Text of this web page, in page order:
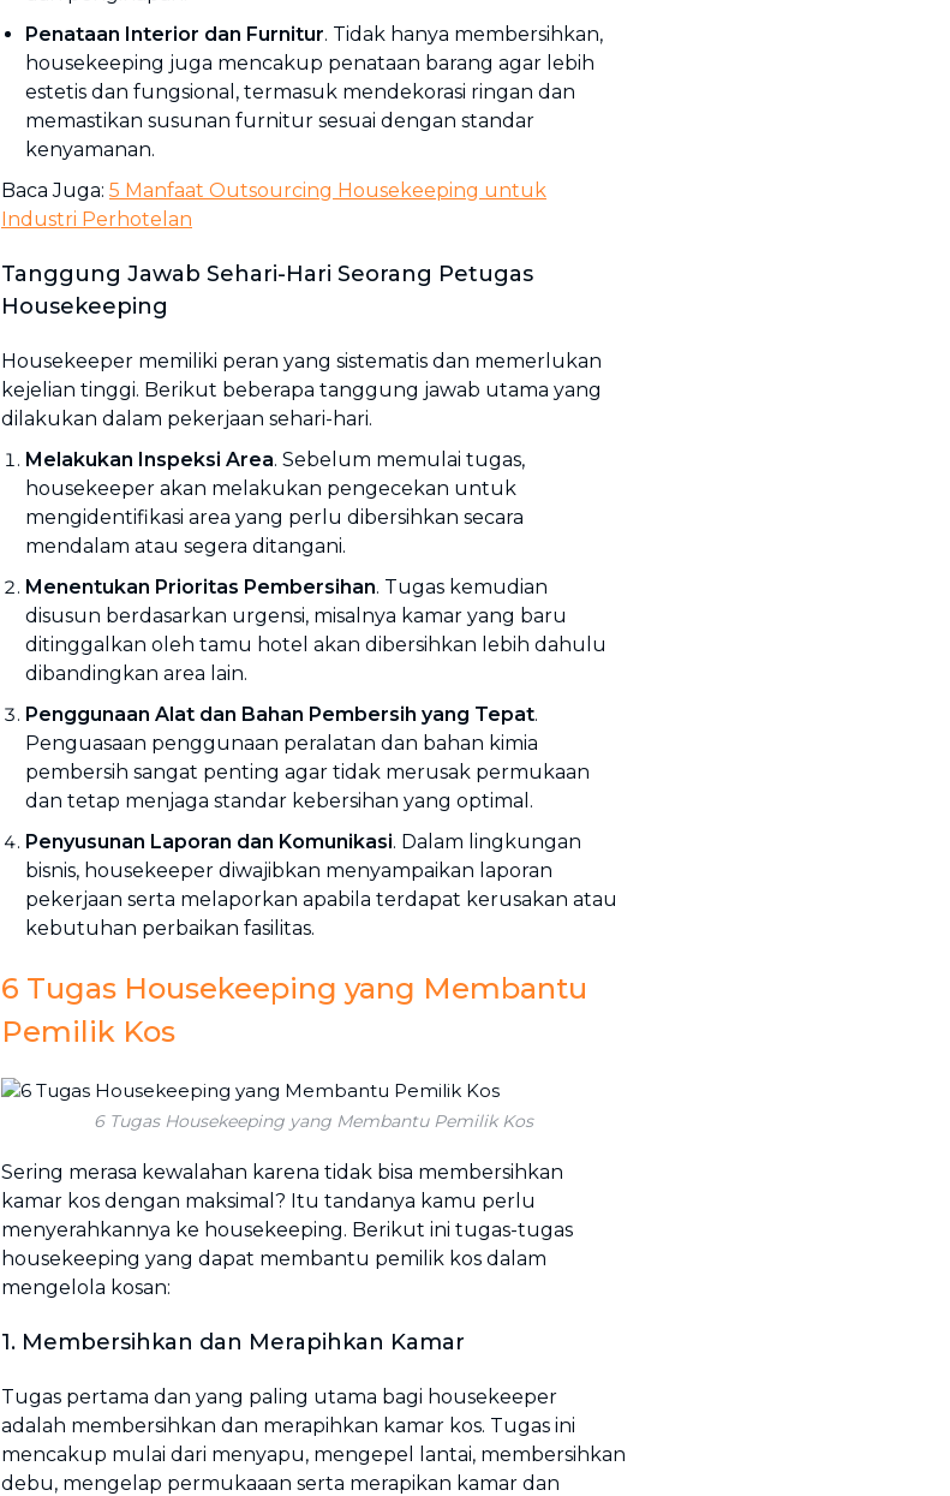
Penataan Interior dan Furnitur. Tidak hanya membersihkan,
housekeeping juga mencakup penataan barang agar lebih
estetis dan fungsional, termasuk mendekorasi ringan dan
memastikan susunan furnitur sesuai dengan standar
kenyamanan.
Baca Juga: 5 Manfaat Outsourcing Housekeeping untuk
Industri Perhotelan
Tanggung Jawab Sehari-Hari Seorang Petugas
Housekeeping
Housekeeper memiliki peran yang sistematis dan memerlukan
kejelian tinggi. Berikut beberapa tanggung jawab utama yang
dilakukan dalam pekerjaan sehari-hari.
Melakukan Inspeksi Area. Sebelum memulai tugas,
housekeeper akan melakukan pengecekan untuk
mengidentifikasi area yang perlu dibersihkan secara
mendalam atau segera ditangani.
Menentukan Prioritas Pembersihan. Tugas kemudian
disusun berdasarkan urgensi, misalnya kamar yang baru
ditinggalkan oleh tamu hotel akan dibersihkan lebih dahulu
dibandingkan area lain.
Penggunaan Alat dan Bahan Pembersih yang Tepat.
Penguasaan penggunaan peralatan dan bahan kimia
pembersih sangat penting agar tidak merusak permukaan
dan tetap menjaga standar kebersihan yang optimal.
Penyusunan Laporan dan Komunikasi. Dalam lingkungan
bisnis, housekeeper diwajibkan menyampaikan laporan
pekerjaan serta melaporkan apabila terdapat kerusakan atau
kebutuhan perbaikan fasilitas.
6 Tugas Housekeeping yang Membantu
Pemilik Kos
6 Tugas Housekeeping yang Membantu Pemilik Kos
Sering merasa kewalahan karena tidak bisa membersihkan
kamar kos dengan maksimal? Itu tandanya kamu perlu
menyerahkannya ke housekeeping. Berikut ini tugas-tugas
housekeeping yang dapat membantu pemilik kos dalam
mengelola kosan:
1. Membersihkan dan Merapihkan Kamar
Tugas pertama dan yang paling utama bagi housekeeper
adalah membersihkan dan merapihkan kamar kos. Tugas ini
mencakup mulai dari menyapu, mengepel lantai, membersihkan
debu, mengelap permukaaan serta merapikan kamar dan